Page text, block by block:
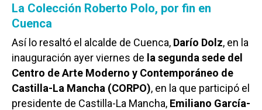
La Colección Roberto Polo, por fin en
Cuenca
Así lo resaltó el alcalde de Cuenca, Darío Dolz, en la
inauguración ayer viernes de la segunda sede del
Centro de Arte Moderno y Contemporáneo de
Castilla-La Mancha (CORPO), en la que participó el
presidente de Castilla-La Mancha, Emiliano García-